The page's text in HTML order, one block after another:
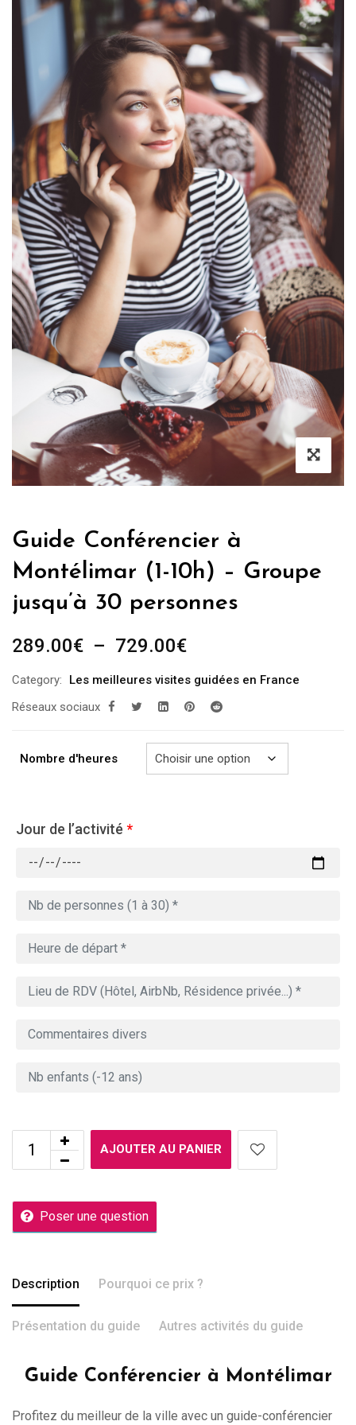
Guide Conférencier à
Montélimar (1-10h) – Groupe
jusqu’à 30 personnes
289.00€ – 729.00€Plage
prix :
289.00€
729.00€
Category:
Les meilleures visites guidées en France
Réseaux sociaux
Nombre d'heures
Jour de l’activité *
AJOUTER AU PANIER
Poser une question
Description Pourquoi ce prix ?
Présentation du guide Autres activités du guide
Guide Conférencier à Montélimar
Profitez du meilleur de la ville avec un guide-conférencier